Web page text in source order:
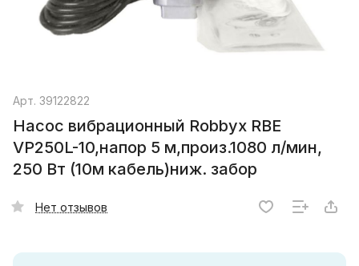
Арт. 39122822
Насос вибрационный Robbyx RBE
VP250L-10,напор 5 м,произ.1080 л/мин,
250 Вт (10м кабель)ниж. забор
Нет отзывов